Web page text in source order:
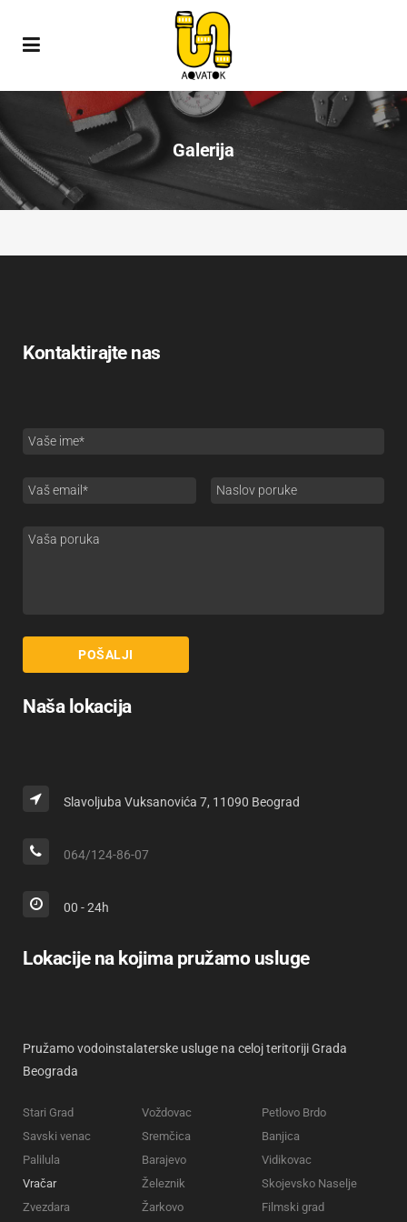
Galerija
Kontaktirajte nas
Naša lokacija
Slavoljuba Vuksanovića 7, 11090 Beograd
064/124-86-07
00 - 24h
Lokacije na kojima pružamo usluge
Pružamo vodoinstalaterske usluge na celoj teritoriji Grada
Beograda
Stari Grad
Savski venac
Palilula
Vračar
Zvezdara
Voždovac
Sremčica
Barajevo
Železnik
Žarkovo
Petlovo Brdo
Banjica
Vidikovac
Skojevsko Naselje
Filmski grad